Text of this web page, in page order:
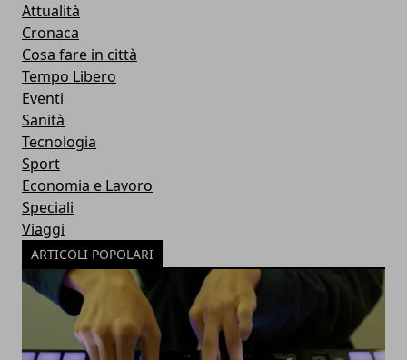
Attualità
Cronaca
Cosa fare in città
Tempo Libero
Eventi
Sanità
Tecnologia
Sport
Economia e Lavoro
Speciali
Viaggi
ARTICOLI POPOLARI